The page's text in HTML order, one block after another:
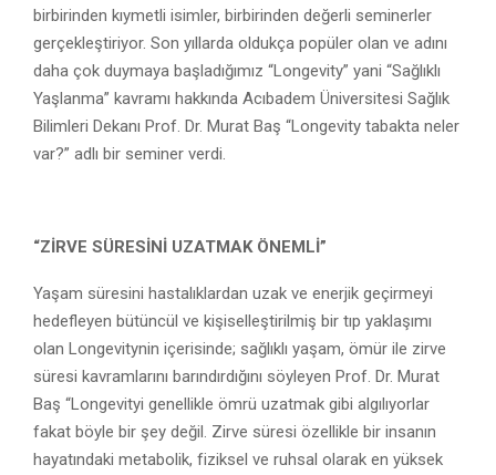
birbirinden kıymetli isimler, birbirinden değerli seminerler
gerçekleştiriyor. Son yıllarda oldukça popüler olan ve adını
daha çok duymaya başladığımız “Longevity” yani “Sağlıklı
Yaşlanma” kavramı hakkında Acıbadem Üniversitesi Sağlık
Bilimleri Dekanı Prof. Dr. Murat Baş “Longevity tabakta neler
var?” adlı bir seminer verdi.
“ZİRVE SÜRESİNİ UZATMAK ÖNEMLİ”
Yaşam süresini hastalıklardan uzak ve enerjik geçirmeyi
hedefleyen bütüncül ve kişiselleştirilmiş bir tıp yaklaşımı
olan Longevitynin içerisinde; sağlıklı yaşam, ömür ile zirve
süresi kavramlarını barındırdığını söyleyen Prof. Dr. Murat
Baş “Longevityi genellikle ömrü uzatmak gibi algılıyorlar
fakat böyle bir şey değil. Zirve süresi özellikle bir insanın
hayatındaki metabolik, fiziksel ve ruhsal olarak en yüksek